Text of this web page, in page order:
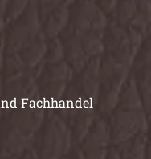
Fachhandel